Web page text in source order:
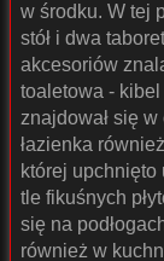
w środku. W tej
stół i dwa
akcesoriów
toaletowa - kibel
znajdował się
łazienka
której
tle fikuśnych
się na
również w